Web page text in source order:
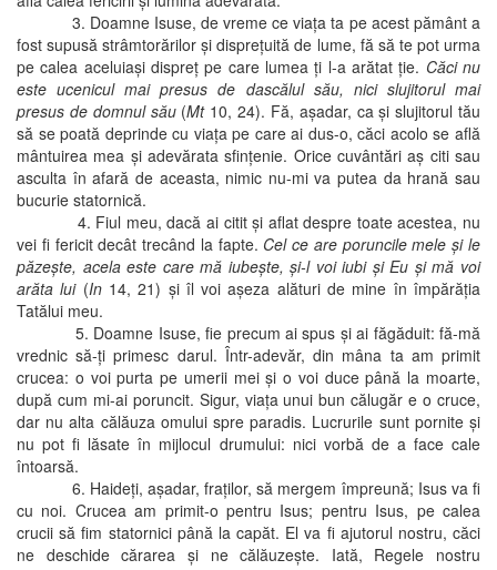
3. Doamne Isuse, de vreme ce viaţa ta pe acest pământ a
fost supusă strâmtorărilor şi dispreţuită de lume, fă să te pot urma
pe calea aceluiaşi dispreţ pe care lumea ţi l-a arătat ţie. Căci nu
este ucenicul mai presus de dascălul său, nici slujitorul mai
presus de domnul său(Mt 10, 24). Fă, aşadar, ca şi slujitorul tău
să se poată deprinde cu viaţa pe care ai dus-o, căci acolo se află
mântuirea mea şi adevărata sfinţenie. Orice cuvântări aş citi sau
asculta în afară de aceasta, nimic nu-mi va putea da hrană sau
bucurie statornică.
4. Fiul meu, dacă ai citit şi aflat despre toate acestea, nu
vei fi fericit decât trecând la fapte. Cel ce are poruncile mele şi le
păzeşte, acela este care mă iubeşte, şi-l voi iubi şi Eu şi mă voi
arăta lui(In 14, 21) şi îl voi aşeza alături de mine în împărăţia
Tatălui meu.
5. Doamne Isuse, fie precum ai spus şi ai făgăduit: fă-mă
vrednic să-ţi primesc darul. Într-adevăr, din mâna ta am primit
crucea: o voi purta pe umerii mei şi o voi duce până la moarte,
după cum mi-ai poruncit. Sigur, viaţa unui bun călugăr e o cruce,
dar nu alta călăuza omului spre paradis. Lucrurile sunt pornite şi
nu pot fi lăsate în mijlocul drumului: nici vorbă de a face cale
întoarsă.
6. Haideţi, aşadar, fraţilor, să mergem împreună; Isus va fi
cu noi. Crucea am primit-o pentru Isus; pentru Isus, pe calea
crucii să fim statornici până la capăt. El va fi ajutorul nostru, căci
ne deschide cărarea şi ne călăuzeşte. Iată, Regele nostru